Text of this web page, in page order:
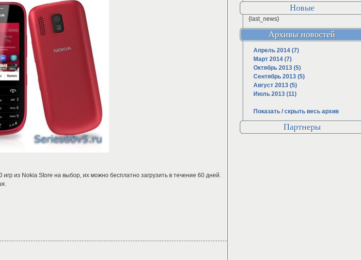
игр из Nokia Store на выбор, их можно бесплатно загрузить в течение 60 дней.
Новые
{last_news}
Архивы новостей
Апрель 2014 (7)
Март 2014 (7)
Октябрь 2013 (5)
Сентябрь 2013 (5)
Август 2013 (5)
Июль 2013 (11)
Показать / скрыть весь архив
Партнеры